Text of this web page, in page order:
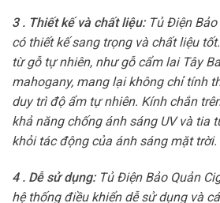
3 . Thiết kế và chất liệu:Tủ Điện Bảo
có thiết kế sang trọng và chất liệu
từ gỗ tự nhiên, như gỗ cẩm lai Tây
mahogany, mang lại không chỉ tính
duy trì độ ẩm tự nhiên. Kính chắn
khả năng chống ánh sáng UV và tia
khỏi tác động của ánh sáng mặt trời.
4 . Dễ sử dụng:Tủ Điện Bảo Quản
hệ thống điều khiển dễ sử dụng và